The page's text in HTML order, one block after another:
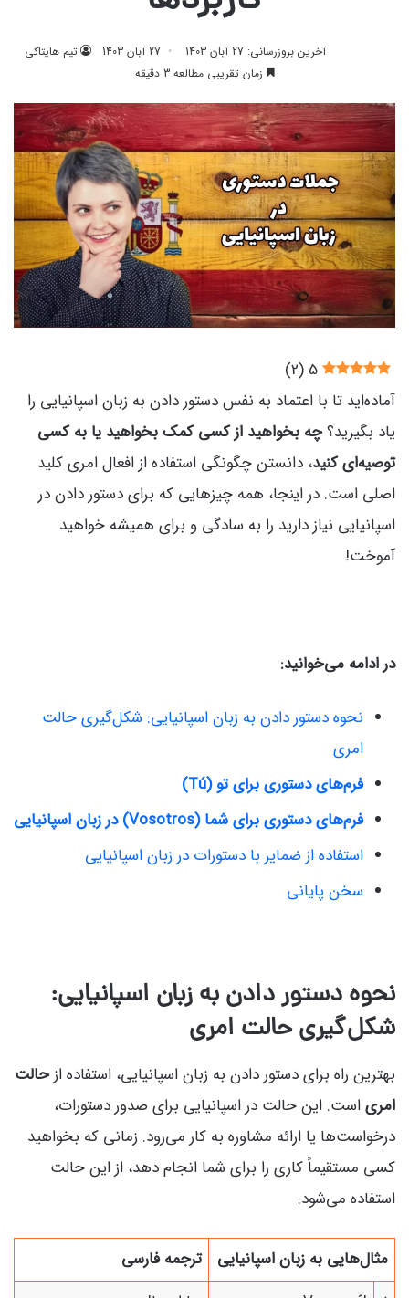
تیم هایتاکی 27 آبان 1403
آخرین بروزرسانی: 27 آبان 1403
زمان تقریبی مطالعه 3 دقیقه
5
(
2
)
آماده‌اید تا با اعتماد به نفس دستور دادن به زبان اسپانیایی را
یاد بگیرید؟چه بخواهید از کسی کمک بخواهید یا به کسی
توصیه‌ای کنید، دانستن چگونگی استفاده از افعال امری کلید
اصلی است. در اینجا، همه چیزهایی که برای دستور دادن در
اسپانیایی نیاز دارید را به سادگی و برای همیشه خواهید
آموخت!
در ادامه می‌خوانید:
نحوه دستور دادن به زبان اسپانیایی: شکل‌گیری حالت
امری
فرم‌های دستوری برای تو (Tú)
فرم‌های دستوری برای شما (Vosotros) در زبان اسپانیایی
استفاده از ضمایر با دستورات در زبان اسپانیایی
سخن پایانی
نحوه دستور دادن به زبان اسپانیایی:
شکل‌گیری حالت امری
بهترین راه برای دستور دادن به زبان اسپانیایی، استفاده ازحالت
امریاست. این حالت در اسپانیایی برای صدور دستورات،
درخواست‌ها یا ارائه مشاوره به کار می‌رود. زمانی که بخواهید
کسی مستقیماً کاری را برای شما انجام دهد، از این حالت
استفاده می‌شود.
مثال‌هایی به زبان اسپانیایی
ترجمه فارسی